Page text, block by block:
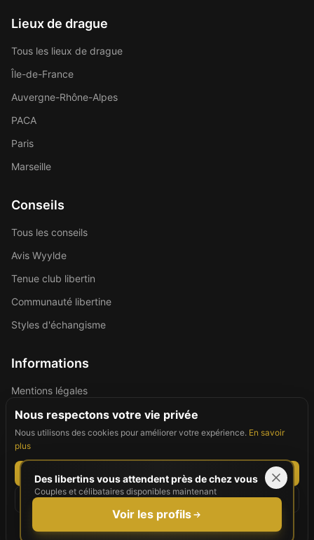
Lieux de drague
Tous les lieux de drague
Île-de-France
Auvergne-Rhône-Alpes
PACA
Paris
Marseille
Conseils
Tous les conseils
Avis Wyylde
Tenue club libertin
Communauté libertine
Styles d'échangisme
Informations
Mentions légales
Politique de confidentialité
Contact
©2026For Good People. Tous droits réservés.
Site réservé aux personnes majeures (18+)
Nous respectons votre vie privée
Nous utilisons des cookies pour améliorer votre expérience. En savoir
plus
Tout accepter
Tout refuser
Personnaliser
Des libertins vous attendent près de chez vous
Couples et célibataires disponibles maintenant
Voir les profils